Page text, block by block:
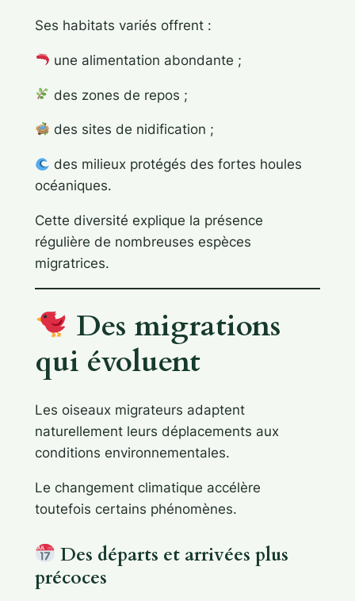
Ses habitats variés offrent :
une alimentation abondante ;
des zones de repos ;
des sites de nidification ;
des milieux protégés des fortes houles
océaniques.
Cette diversité explique la présence
régulière de nombreuses espèces
migratrices.
Des migrations
qui évoluent
Les oiseaux migrateurs adaptent
naturellement leurs déplacements aux
conditions environnementales.
Le changement climatique accélère
toutefois certains phénomènes.
Des départs et arrivées plus
précoces